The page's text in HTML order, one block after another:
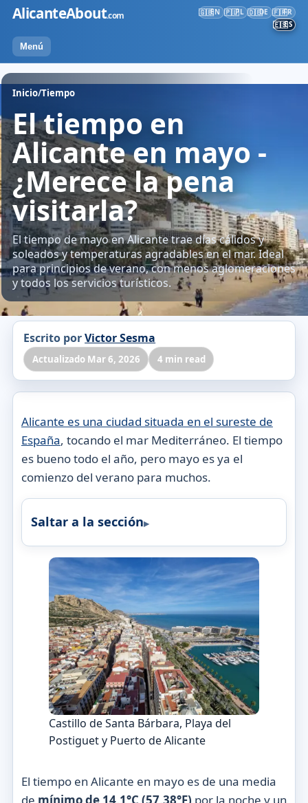
contenido
AlicanteAbout.com
Menú
🇬🇧EN 🇵🇱PL 🇩🇪DE 🇫🇷FR
🇪🇸ES
Inicio/Tiempo
El tiempo en
Alicante en mayo -
¿Merece la pena
visitarla?
El tiempo de mayo en Alicante trae días cálidos y
soleados y temperaturas agradables en el mar. Ideal
para principios de verano, con menos aglomeraciones
y todos los servicios turísticos.
Escrito porVictor Sesma
Actualizado Mar 6, 2026 4 min read
Alicante es una ciudad situada en el sureste de
España, tocando el mar Mediterráneo. El tiempo
es bueno todo el año, pero mayo es ya el
comienzo del verano para muchos.
Saltar a la sección
Castillo de Santa Bárbara, Playa del
Postiguet y Puerto de Alicante
El tiempo en Alicante en mayo es de una media